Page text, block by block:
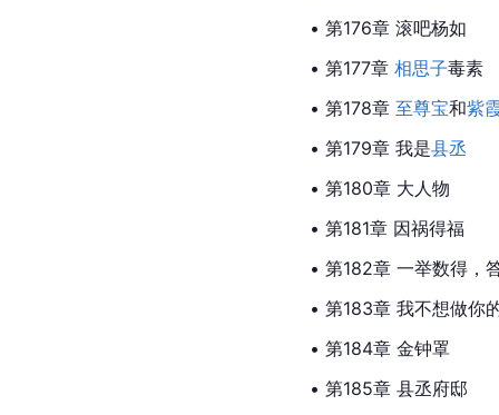
• 第176章 滚吧杨如
• 第177章 相思子毒素
• 第178章 至尊宝和紫
• 第179章 我是县丞
• 第180章 大人物
• 第181章 因祸得福
• 第182章 一举数得，
• 第183章 我不想做你
• 第184章 金钟罩
• 第185章 县丞府邸